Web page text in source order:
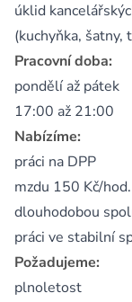
úklid
(kuchyňka, šatny,
Pracovní doba:
pondělí až pátek
17:00 až 21:00
Nabízíme:
práci na DPP
mzdu 150 Kč/hod.
dlouhodobou
práci ve stabilní
Požadujeme:
plnoletost